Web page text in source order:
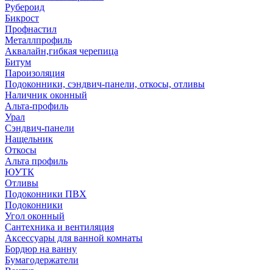
Рубероид
Бикрост
Профнастил
Металлпрофиль
Аквалайн,гибкая черепица
Битум
Пароизоляция
Подоконники, сэндвич-панели, откосы, отливы
Наличник оконный
Альта-профиль
Урал
Сэндвич-панели
Нащельник
Откосы
Альта профиль
ЮУТК
Отливы
Подоконники ПВХ
Подоконники
Угол оконный
Сантехника и вентиляция
Аксессуары для ванной комнаты
Бордюр на ванну
Бумагодержатели